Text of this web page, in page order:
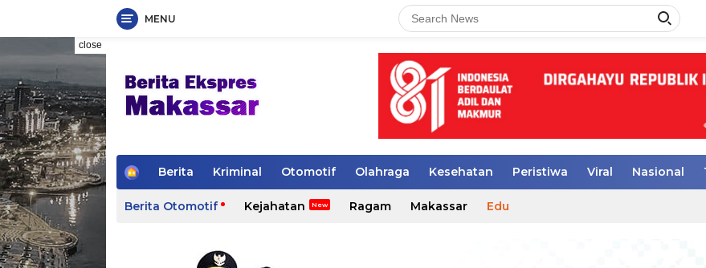
content
MENU
close
H
m
e
Berita Kriminal Otomotif Olahraga Kesehatan Peristiwa Viral Nasional
Berita Otomotif Kejahatan Ragam Makassar Edu